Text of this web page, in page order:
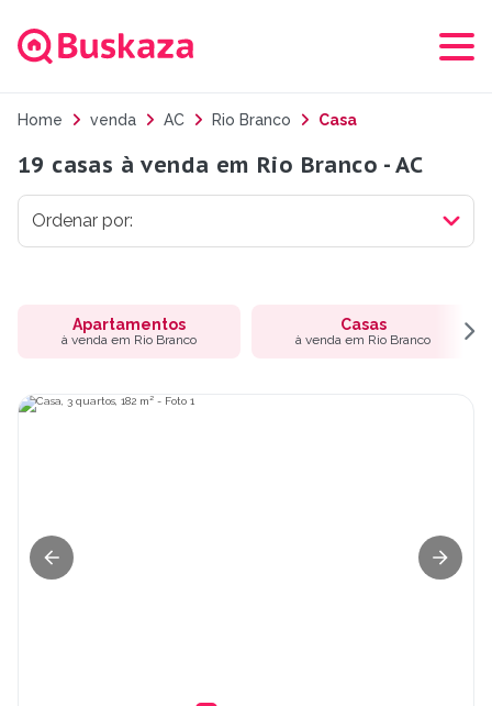
Home venda AC Rio Branco Casa
19 casas à venda em Rio Branco - AC
Apartamentos
à venda em Rio Branco
Casas
à venda em Rio Branco